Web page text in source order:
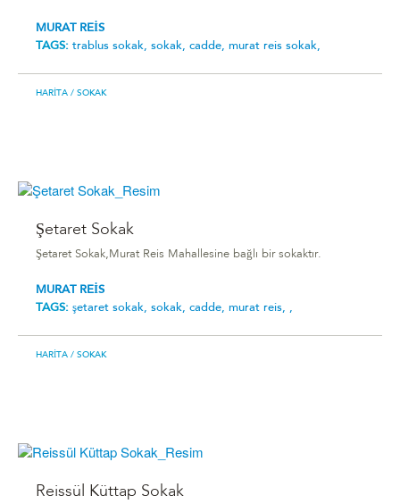
MURAT REİS
TAGS: trablus sokak, sokak, cadde, murat reis sokak,
HARITA / SOKAK
Şetaret Sokak
Şetaret Sokak,Murat Reis Mahallesine bağlı bir sokaktır.
MURAT REİS
TAGS: şetaret sokak, sokak, cadde, murat reis, ,
HARITA / SOKAK
Reissül Küttap Sokak